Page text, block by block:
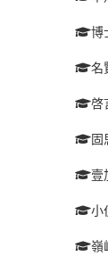
博
名
啓
固
壹
小
嶺